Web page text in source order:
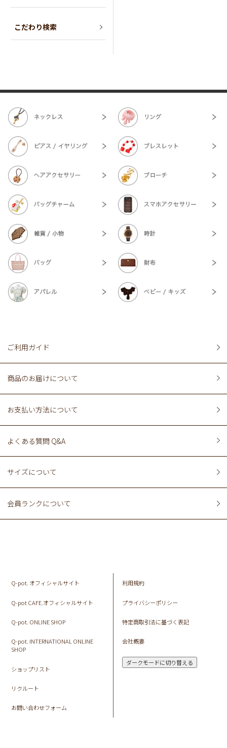
こだわり検索
ご利用ガイド
商品のお届けについて
お支払い方法について
よくある質問 Q&A
サイズについて
会員ランクについて
Q-pot. オフィシャルサイト
Q-pot CAFE.オフィシャルサイト
Q-pot. ONLINE SHOP
Q-pot. INTERNATIONAL ONLINE
SHOP
ショップリスト
リクルート
お問い合わせフォーム
利用規約
プライバシーポリシー
特定商取引法に基づく表記
会社概要
ダークモードに切り替える